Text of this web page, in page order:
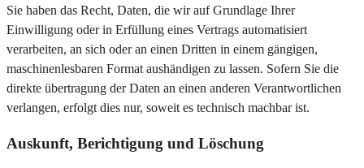
Sie haben das Recht, Daten, die wir auf Grundlage Ihrer
Einwilligung oder in Erfüllung eines Vertrags automatisiert
verarbeiten, an sich oder an einen Dritten in einem gängigen,
maschinenlesbaren Format aushändigen zu lassen. Sofern Sie die
direkte übertragung der Daten an einen anderen Verantwortlichen
verlangen, erfolgt dies nur, soweit es technisch machbar ist.
Auskunft, Berichtigung und Löschung